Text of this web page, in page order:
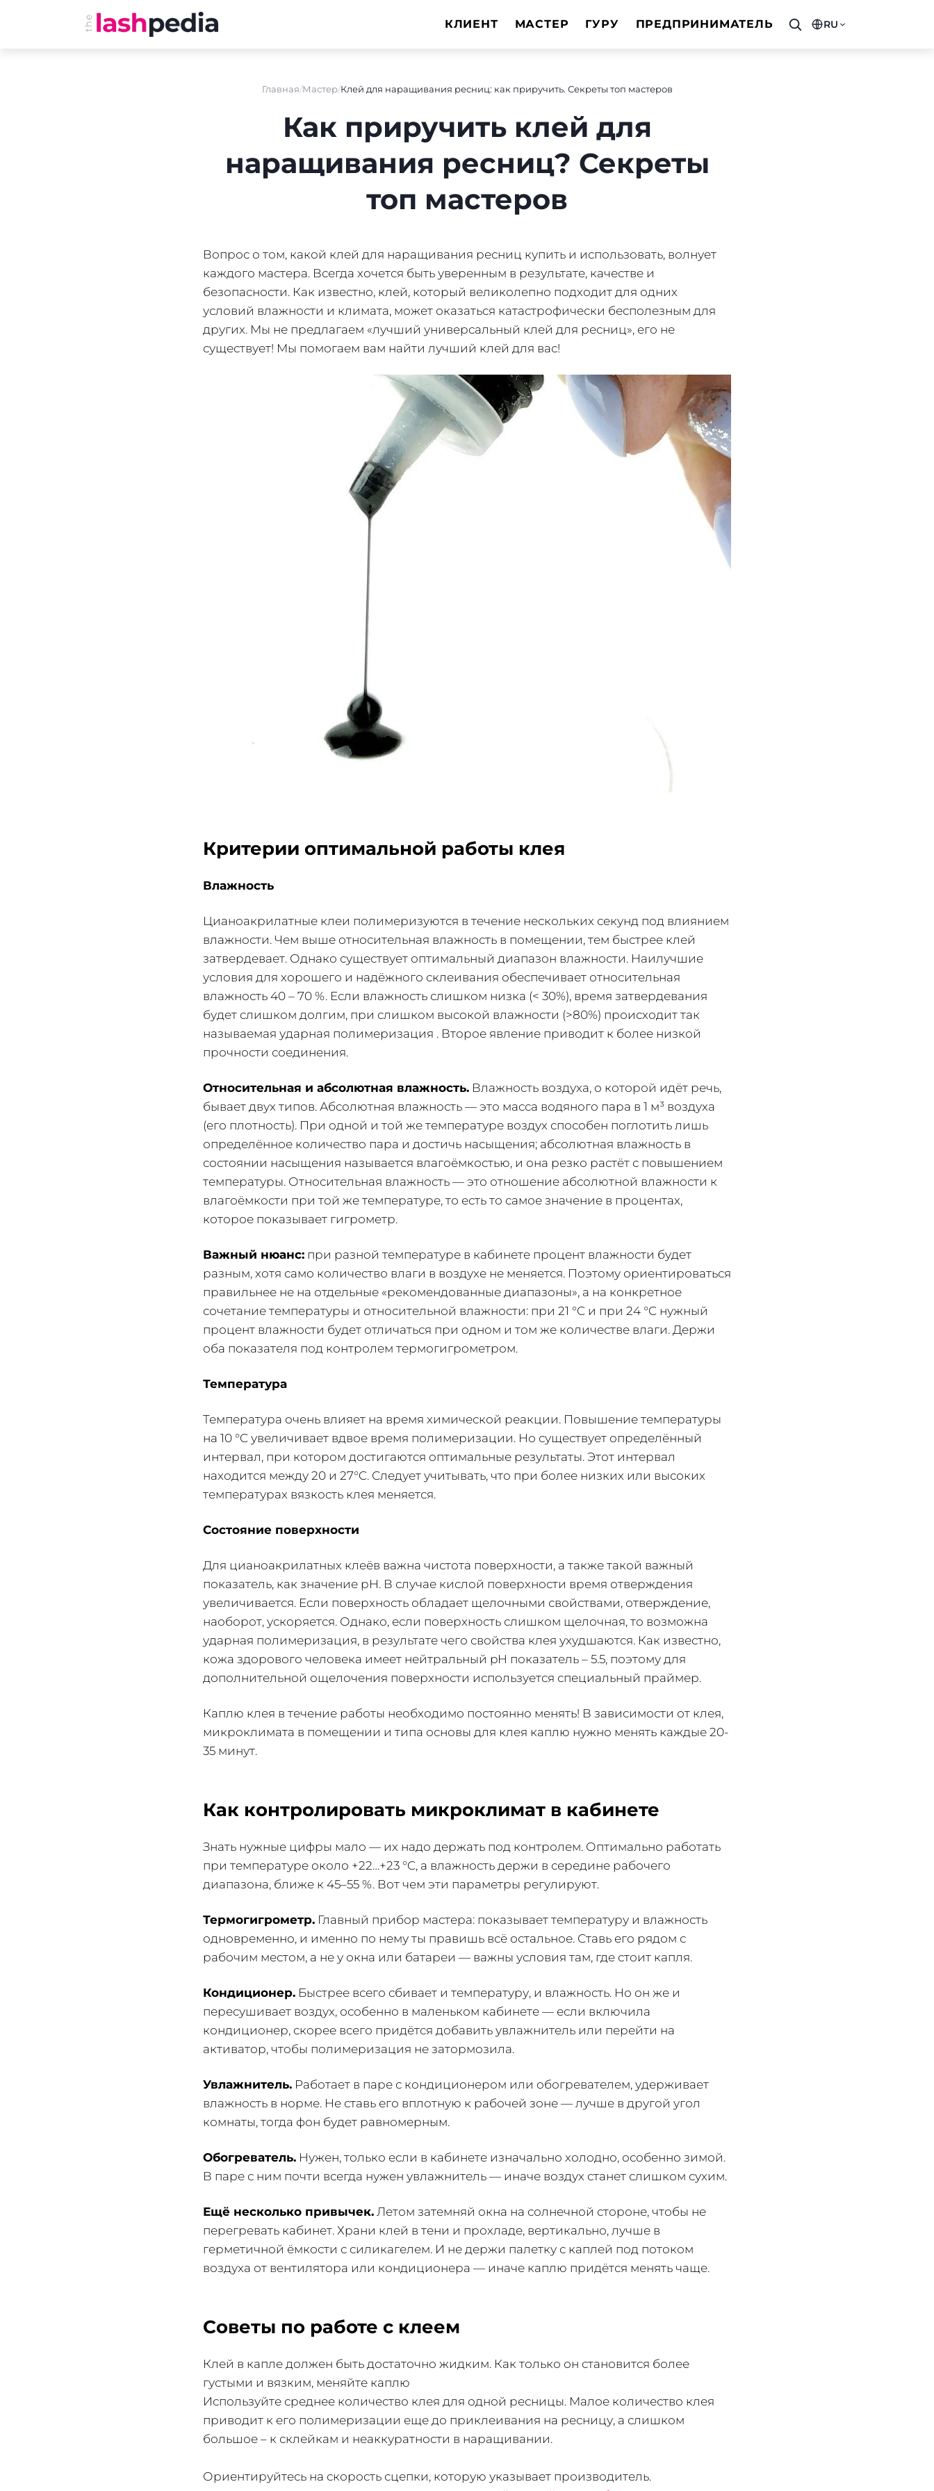
КЛИЕНТ МАСТЕР ГУРУ ПРЕДПРИНИМАТЕЛЬ RU
Главная Мастер Клей для наращивания ресниц: как приручить. Секреты топ мастеров
Как приручить клей для
наращивания ресниц? Секреты
топ мастеров
Вопрос о том, какой клей для наращивания ресниц купить и использовать, волнует
каждого мастера. Всегда хочется быть уверенным в результате, качестве и
безопасности. Как известно, клей, который великолепно подходит для одних
условий влажности и климата, может оказаться катастрофически бесполезным для
других. Мы не предлагаем «лучший универсальный клей для ресниц», его не
существует! Мы помогаем вам найти лучший клей для вас!
Критерии оптимальной работы клея
Влажность
Цианоакрилатные клеи полимеризуются в течение нескольких секунд под влиянием
влажности. Чем выше относительная влажность в помещении, тем быстрее клей
затвердевает. Однако существует оптимальный диапазон влажности. Наилучшие
условия для хорошего и надёжного склеивания обеспечивает относительная
влажность 40 – 70 %. Если влажность слишком низка (< 30%), время затвердевания
будет слишком долгим, при слишком высокой влажности (>80%) происходит так
называемая ударная полимеризация . Второе явление приводит к более низкой
прочности соединения.
Относительная и абсолютная влажность. Влажность воздуха, о которой идёт речь,
бывает двух типов. Абсолютная влажность — это масса водяного пара в 1 м³ воздуха
(его плотность). При одной и той же температуре воздух способен поглотить лишь
определённое количество пара и достичь насыщения; абсолютная влажность в
состоянии насыщения называется влагоёмкостью, и она резко растёт с повышением
температуры. Относительная влажность — это отношение абсолютной влажности к
влагоёмкости при той же температуре, то есть то самое значение в процентах,
которое показывает гигрометр.
Важный нюанс: при разной температуре в кабинете процент влажности будет
разным, хотя само количество влаги в воздухе не меняется. Поэтому ориентироваться
правильнее не на отдельные «рекомендованные диапазоны», а на конкретное
сочетание температуры и относительной влажности: при 21 °C и при 24 °C нужный
процент влажности будет отличаться при одном и том же количестве влаги. Держи
оба показателя под контролем термогигрометром.
Температура
Температура очень влияет на время химической реакции. Повышение температуры
на 10 °C увеличивает вдвое время полимеризации. Но существует определённый
интервал, при котором достигаются оптимальные результаты. Этот интервал
находится между 20 и 27°C. Следует учитывать, что при более низких или высоких
температурах вязкость клея меняется.
Состояние поверхности
Для цианоакрилатных клеёв важна чистота поверхности, а также такой важный
показатель, как значение рН. В случае кислой поверхности время отверждения
увеличивается. Если поверхность обладает щелочными свойствами, отверждение,
наоборот, ускоряется. Однако, если поверхность слишком щелочная, то возможна
ударная полимеризация, в результате чего свойства клея ухудшаются. Как известно,
кожа здорового человека имеет нейтральный pH показатель – 5.5, поэтому для
дополнительной ощелочения поверхности используется специальный праймер.
Каплю клея в течение работы необходимо постоянно менять! В зависимости от клея,
микроклимата в помещении и типа основы для клея каплю нужно менять каждые 20-
35 минут.
Как контролировать микроклимат в кабинете
Знать нужные цифры мало — их надо держать под контролем. Оптимально работать
при температуре около +22…+23 °C, а влажность держи в середине рабочего
диапазона, ближе к 45–55 %. Вот чем эти параметры регулируют.
Термогигрометр. Главный прибор мастера: показывает температуру и влажность
одновременно, и именно по нему ты правишь всё остальное. Ставь его рядом с
рабочим местом, а не у окна или батареи — важны условия там, где стоит капля.
Кондиционер. Быстрее всего сбивает и температуру, и влажность. Но он же и
пересушивает воздух, особенно в маленьком кабинете — если включила
кондиционер, скорее всего придётся добавить увлажнитель или перейти на
активатор, чтобы полимеризация не затормозила.
Увлажнитель. Работает в паре с кондиционером или обогревателем, удерживает
влажность в норме. Не ставь его вплотную к рабочей зоне — лучше в другой угол
комнаты, тогда фон будет равномерным.
Обогреватель. Нужен, только если в кабинете изначально холодно, особенно зимой.
В паре с ним почти всегда нужен увлажнитель — иначе воздух станет слишком сухим.
Ещё несколько привычек. Летом затемняй окна на солнечной стороне, чтобы не
перегревать кабинет. Храни клей в тени и прохладе, вертикально, лучше в
герметичной ёмкости с силикагелем. И не держи палетку с каплей под потоком
воздуха от вентилятора или кондиционера — иначе каплю придётся менять чаще.
Советы по работе с клеем
Клей в капле должен быть достаточно жидким. Как только он становится более
густыми и вязким, меняйте каплю
Используйте среднее количество клея для одной ресницы. Малое количество клея
приводит к его полимеризации еще до приклеивания на ресницу, а слишком
большое – к склейкам и неаккуратности в наращивании.
Ориентируйтесь на скорость сцепки, которую указывает производитель.